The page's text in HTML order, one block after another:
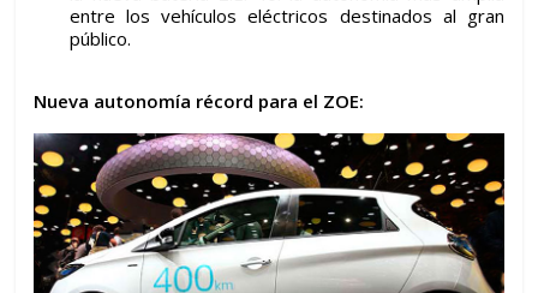
entre los vehículos eléctricos destinados al gran
público.
Nueva autonomía récord para el ZOE: